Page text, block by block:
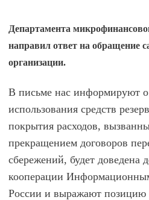
Департамента
направил ответ на обращение
организации.
В письме нас информируют
использования средств
покрытия расходов,
прекращением договоров
сбережений, будет доведена
кооперации
России и выражают позицию